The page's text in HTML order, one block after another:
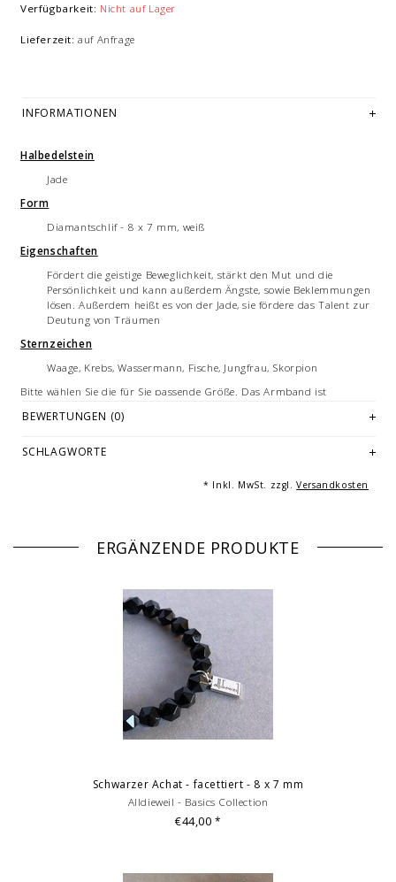
Verfügbarkeit: Nicht auf Lager
Lieferzeit: auf Anfrage
INFORMATIONEN
Halbedelstein
Jade
Form
Diamantschlif - 8 x 7 mm, weiß
Eigenschaften
Fördert die geistige Beweglichkeit, stärkt den Mut und die
Persönlichkeit und kann außerdem Ängste, sowie Beklemmungen
lösen. Außerdem heißt es von der Jade, sie fördere das Talent zur
Deutung von Träumen
Sternzeichen
Waage, Krebs, Wassermann, Fische, Jungfrau, Skorpion
Bitte wählen Sie die für Sie passende Größe. Das Armband ist
wir Armbandgrößen von 16 cm bis 22 cm an.
Hier finden Sie weitere Informationen zu den verfügbaren
Jedes Armband ist ein handgemachtes Unikat - hergestellt in
Halbedelsteine sind Schmucksteine. Die hier erwähnten Eigenschaften
sind nicht wissenschaftlich nachgewiesen. Halbedelsteine ersetzen
Bilddarstellung: beispielhafte Aufnahme eines Armbandes von 18
Länge. Je nach Größe variieren die Anzahl und Anordnung der
Einzelelmente des Armbandes. Mehrfachabbildungen dienen der
Vermarktung und sind nicht Angebotsbestandteil.
(c) Fotografie: Andreas Saxton, Essen
BEWERTUNGEN (0)
SCHLAGWORTE
* Inkl. MwSt. zzgl.Versandkosten
ERGÄNZENDE PRODUKTE
Schwarzer Achat - facettiert - 8 x 7 mm
Alldieweil - Basics Collection
€44,00*